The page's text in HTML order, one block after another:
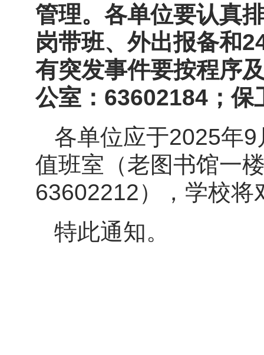
管理。各单位要认真
岗带班、外出报备和
有突发事件要按程序
公室：63602184；保
各单位应于2025年
值班室（老图书馆一
63602212），学校将
特此通知。